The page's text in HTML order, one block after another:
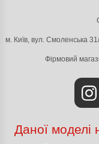
м. Київ, вул. Смоленська
Фірмовий
Даної моделі